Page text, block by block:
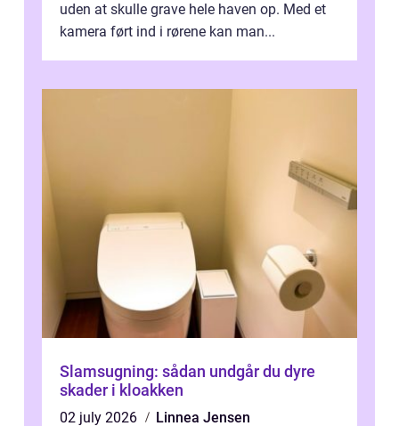
uden at skulle grave hele haven op. Med et
kamera ført ind i rørene kan man...
Slamsugning: sådan undgår du dyre
skader i kloakken
02 july 2026
Linnea Jensen